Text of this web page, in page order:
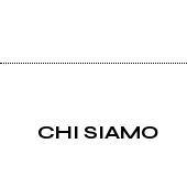
CHI SIAMO